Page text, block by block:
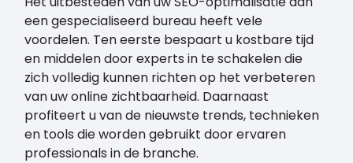
een gespecialiseerd bureau heeft vele
voordelen. Ten eerste bespaart u kostbare tijd
en middelen door experts in te schakelen die
zich volledig kunnen richten op het verbeteren
van uw online zichtbaarheid. Daarnaast
profiteert u van de nieuwste trends, technieken
en tools die worden gebruikt door ervaren
professionals in de branche.